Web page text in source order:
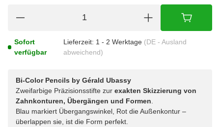
53,54 €
Versand
+
Sofort
verfügbar
Lieferzeit: 1 - 2 Werktage (DE - Ausland
abweichend)
Bi-Color Pencils by Gérald Ubassy
Zweifarbige Präzisionsstifte zur exakten Skizzierung von
Zahnkonturen, Übergängen und Formen
Blau markiert Übergangswinkel, Rot die Außenkontur –
überlappen sie, ist die Form perfekt.